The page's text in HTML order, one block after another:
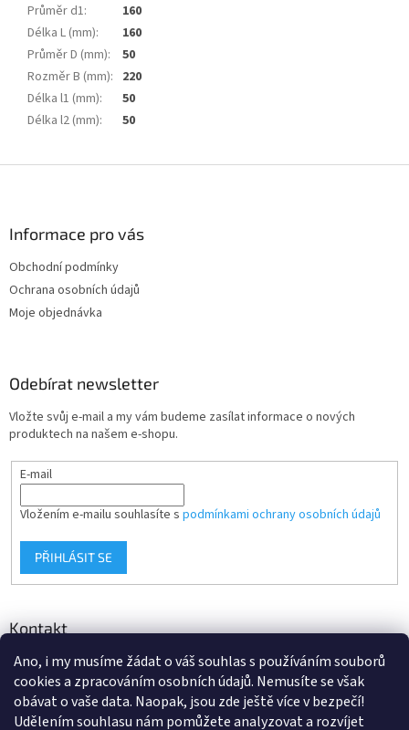
Ano, i my musíme žádat o váš souhlas s používáním souborů
cookies a zpracováním osobních údajů. Nemusíte se však
obávat o vaše data. Naopak, jsou zde ještě více v bezpečí!
Udělením souhlasu nám pomůžete analyzovat a rozvíjet
Průměr d1:
160
Délka L (mm):
160
Průměr D (mm):
50
Rozměr B (mm): 220
Délka l1 (mm):
50
Délka l2 (mm): 50
Informace pro vás
Obchodní podmínky
Ochrana osobních údajů
Moje objednávka
Odebírat newsletter
Vložte svůj e-mail a my vám budeme zasílat informace o nových
produktech na našem e-shopu.
E-mail
Vložením e-mailu souhlasíte s podmínkami ochrany osobních údajů
PŘIHLÁSIT SE
Kontakt
info@d-klima.cz
+420 517 357 288